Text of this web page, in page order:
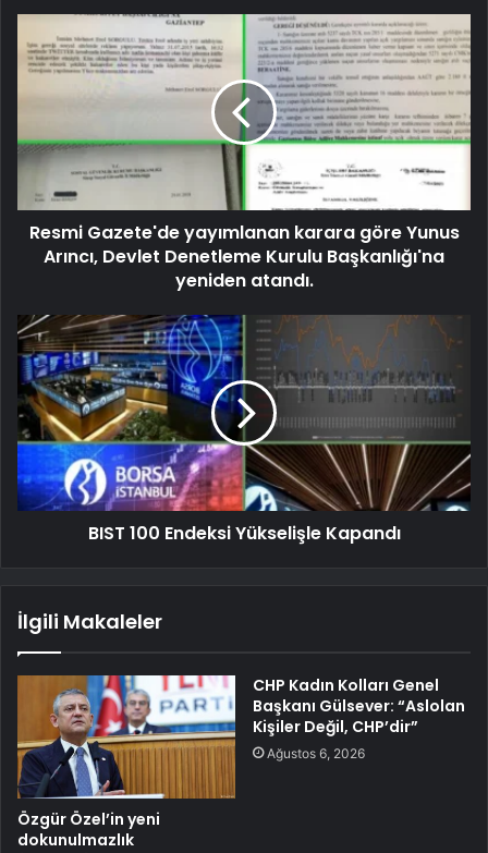
Resmi Gazete'de yayımlanan karara göre Yunus
Arıncı, Devlet Denetleme Kurulu Başkanlığı'na
yeniden atandı.
BIST 100 Endeksi Yükselişle Kapandı
İlgili Makaleler
Özgür Özel’in yeni
dokunulmazlık
CHP Kadın Kolları Genel
Başkanı Gülsever: “Aslolan
Kişiler Değil, CHP’dir”
Ağustos 6, 2026